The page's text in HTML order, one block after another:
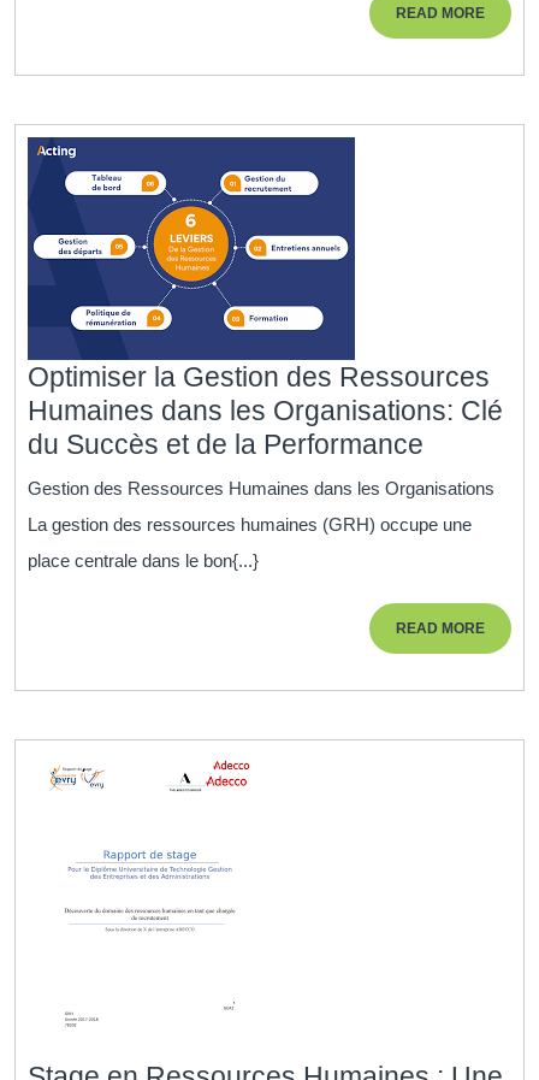
formation
Est
READ MOREREAD
MORE
Optimiser la Gestion des Ressources
Humaines dans les Organisations: Clé
du Succès et de la Performance
la
Clé
Gestion des Ressources Humaines dans les Organisations
La gestion des ressources humaines (GRH) occupe une
place centrale dans le bon{...}
READ MOREREAD
MORE